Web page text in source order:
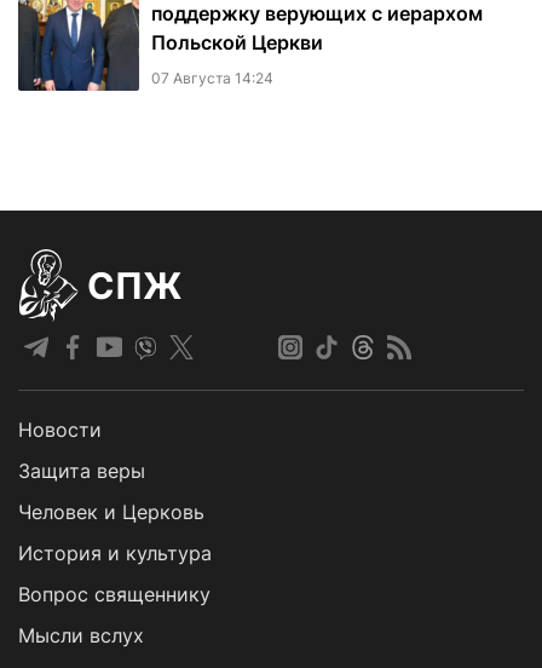
поддержку верующих с иерархом
Польской Церкви
07 Августа 14:24
СПЖ
Новости
Защита веры
Человек и Церковь
История и культура
Вопрос священнику
Мысли вслух